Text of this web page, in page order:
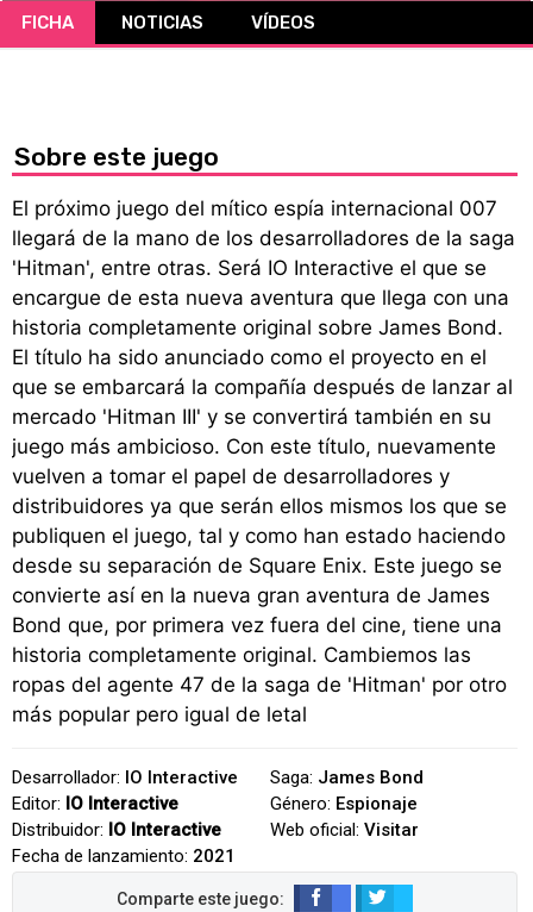
FICHA NOTICIAS VÍDEOS
Sobre este juego
El próximo juego del mítico espía internacional 007
llegará de la mano de los desarrolladores de la saga
'Hitman', entre otras. Será IO Interactive el que se
encargue de esta nueva aventura que llega con una
historia completamente original sobre James Bond.
El título ha sido anunciado como el proyecto en el
que se embarcará la compañía después de lanzar al
mercado 'Hitman III' y se convertirá también en su
juego más ambicioso. Con este título, nuevamente
vuelven a tomar el papel de desarrolladores y
distribuidores ya que serán ellos mismos los que se
publiquen el juego, tal y como han estado haciendo
desde su separación de Square Enix. Este juego se
convierte así en la nueva gran aventura de James
Bond que, por primera vez fuera del cine, tiene una
historia completamente original. Cambiemos las
ropas del agente 47 de la saga de 'Hitman' por otro
más popular pero igual de letal
Desarrollador: IO Interactive
Editor: IO Interactive
Distribuidor: IO Interactive
Fecha de lanzamiento: 2021
Saga: James Bond
Género: Espionaje
Web oficial: Visitar